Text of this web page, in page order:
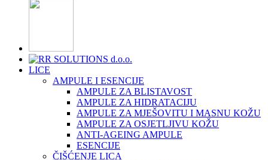
LICE
AMPULE I ESENCIJE
AMPULE ZA BLISTAVOST
AMPULE ZA HIDRATACIJU
AMPULE ZA MJEŠOVITU I MASNU KOŽU
AMPULE ZA OSJETLJIVU KOŽU
ANTI-AGEING AMPULE
ESENCIJE
ČIŠĆENJE LICA